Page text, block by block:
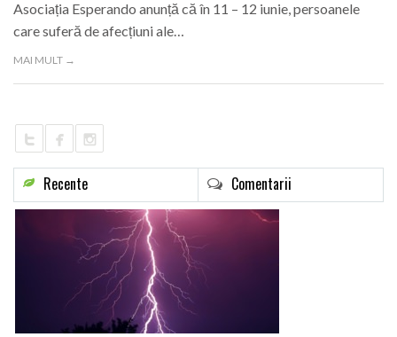
Asociația Esperando anunță că în 11 – 12 iunie, persoanele
care suferă de afecțiuni ale…
MAI MULT →
Recente Comentarii